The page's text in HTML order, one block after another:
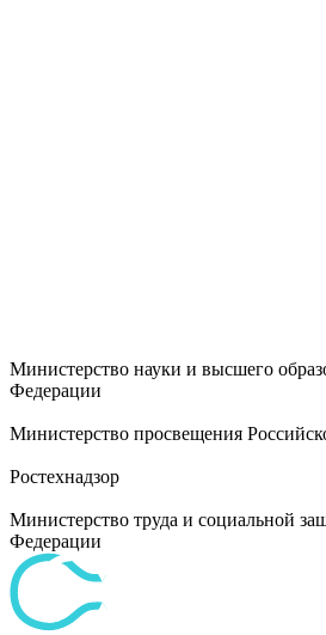
Министерство науки и высшего
Федерации
Министерство просвещения
Ростехнадзор
Министерство труда и социальной
Федерации